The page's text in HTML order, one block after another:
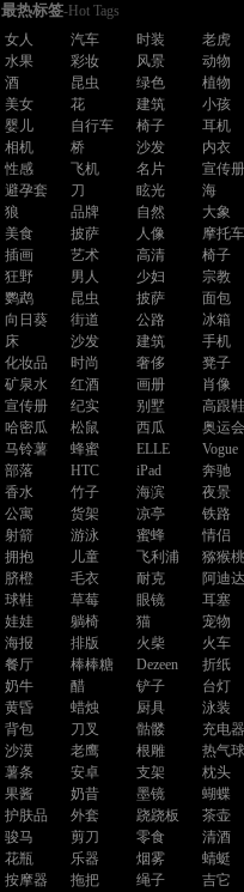
最热标签-Hot Tags
女人
汽车 时装
老虎
水果
彩妆 风景
动物
酒
昆虫 绿色
植物
美女
花 建筑
小孩
婴儿
自行车 椅子
耳机
相机
桥 沙发
内衣
性感
飞机 名片
宣传册
避孕套
刀 眩光
海
狼
品牌 自然
大象
美食
披萨 人像
摩托车
插画
艺术 高清
椅子
狂野
男人 少妇
宗教
鹦鹉
昆虫 披萨
面包
向日葵
街道 公路
冰箱
床
沙发 建筑
手机
化妆品
时尚 奢侈
凳子
矿泉水
红酒 画册
肖像
宣传册
纪实 别墅
高跟鞋
哈密瓜
松鼠 西瓜
奥运会
马铃薯
蜂蜜 ELLE
Vogue
部落
HTC iPad
奔驰
香水
竹子 海滨
夜景
公寓
货架 凉亭
铁路
射箭
游泳 蜜蜂
情侣
拥抱
儿童 飞利浦
猕猴桃
脐橙
毛衣 耐克
阿迪
球鞋
草莓 眼镜
耳塞
娃娃
躺椅 猫
宠物
海报
排版 火柴
火车
餐厅
棒棒糖 Dezeen
折纸
奶牛
醋 铲子
台灯
黄昏
蜡烛 厨具
泳装
背包
刀叉 骷髅
充电器
沙漠
老鹰 根雕
热气球
薯条
安卓 支架
枕头
果酱
奶昔 墨镜
蝴蝶
护肤品
外套 跷跷板
茶壶
骏马
剪刀 零食
清酒
花瓶
乐器 烟雾
蜻蜓
按摩器
拖把 绳子 吉它